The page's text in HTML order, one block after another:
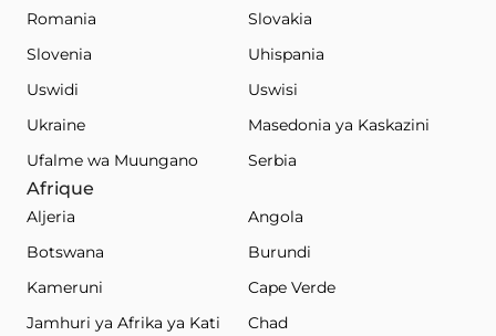
Romania
Slovakia
Slovenia
Uhispania
Uswidi
Uswisi
Ukraine
Masedonia ya Kaskazini
Ufalme wa Muungano
Serbia
Afrique
Aljeria
Angola
Botswana
Burundi
Kameruni
Cape Verde
Jamhuri ya Afrika ya Kati
Chad